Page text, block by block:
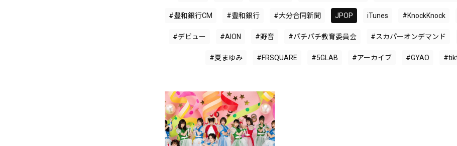
#豊和銀行CM #豊和銀行 #大分合同新聞 JPOP iTunes #KnockKnock
#デビュー #AION #野音 #パチパチ教育委員会 #スカパーオンデマンド
#夏まゆみ #FRSQUARE #5GLAB #アーカイブ #GYAO